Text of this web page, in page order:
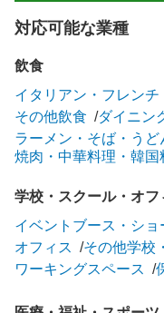
対応可能な業種
飲食
イタリアン・フレンチ
その他飲食
ダイニン
ラーメン・そば・うど
焼肉・中華料理・韓国
学校・スクール・オフ
イベントブース・ショ
オフィス
その他学校
ワーキングスペース